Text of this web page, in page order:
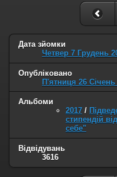
Дата зйомки
Четвер 7 Грудень
Опубліковано
П'ятниця 26 Січень
Альбоми
2017 /
стипендій
себе"
Відвідувань
3616